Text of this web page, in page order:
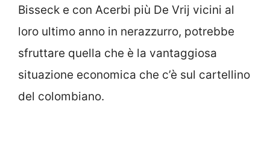
Bisseck e con Acerbi più De Vrij vicini al
loro ultimo anno in nerazzurro, potrebbe
sfruttare quella che è la vantaggiosa
situazione economica che c’è sul cartellino
del colombiano.